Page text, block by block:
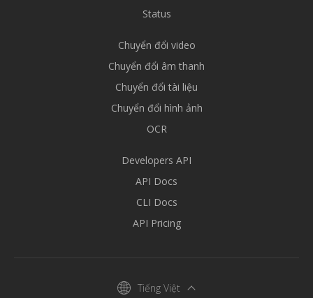
Status
Chuyển đổi video
Chuyển đổi âm thanh
Chuyển đổi tài liệu
Chuyển đổi hình ảnh
OCR
Developers API
API Docs
CLI Docs
API Pricing
Tiếng Việt